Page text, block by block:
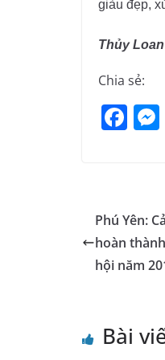
giàu đẹp,
Thủy
Chia sẻ:
F
b
o
o
Phú Yên:
hoàn
hội năm
Bài